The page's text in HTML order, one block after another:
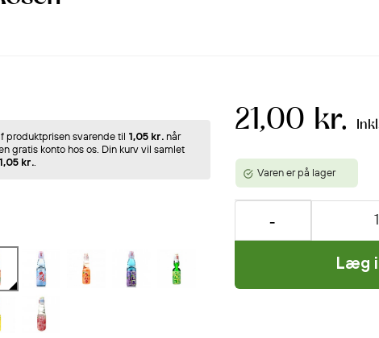
produktprisen svarende til 1,05 kr.når
gratis konto hos os. Din kurv vil samlet
1,05 kr..
21,00 kr.
Varen er på lager
Læg